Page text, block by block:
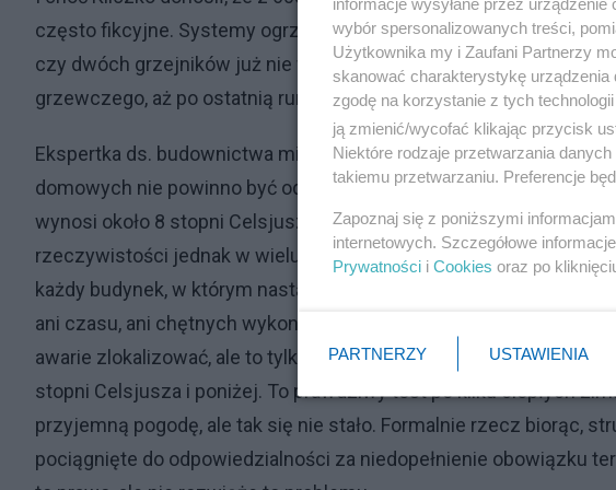
często fikcyjne. Systemy ogrzewania w wielu budynkach
czy dwóch grzejników już nie wystarcza – w każdym budynku
grzewczego, aż po ostatnią rurę i grzejnik. Nikt tego dziś nie
Ekspertka ds. budownictwa mieszkaniowego i mediów Kristina
domowych nie powinno być odkładane na ostatnią chwilę. Zaleca
wynosi około 8 stopni Celsjusza, a przy 3-4 stopniach Celsjusza
rzeczywistości jednak w wielu budynkach punkt ten był albo
każdy budynek, w którym nastąpiła awaria systemu, wymaga
ani czasu, ani chętnych wykonawców w środku zimy. Dobrze
awarie zlokalizować, ale to tylko nadzieja na lepsze czasy. Co
stopni Celsjusza i poniżej. To prawdziwy test po kilku ciepłych
przyjemną pogodę, ale tak się nie stało. Formalnie rzecz biorąc,
pociągnięte do odpowiedzialności za niedopełnienie obowiązku
wybór spersonalizowanych treści,
Użytkownika my i Zaufani Partnerzy
skanować charakterystykę
zgodę na korzystanie z tych
ją zmienić/wycofać klikając przycisk
Niektóre rodzaje przetwarzania
takiemu przetwarzaniu. Preferencje
Zapoznaj się z poniższymi
internetowych. Szczegółowe
Prywatności i Cookies oraz po
PARTNERZY USTAWIENIA